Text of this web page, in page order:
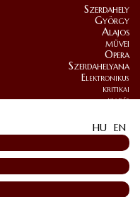
Szerdahely
György
Alajos
művei
Opera
Szerdahelyana
Elektronikus
kritikai
kiadás
HU EN